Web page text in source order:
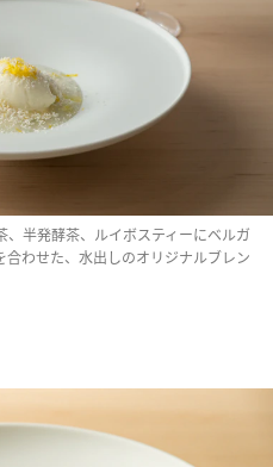
、半発酵茶、ルイボスティーにベルガ
合わせた、水出しのオリジナルブレン